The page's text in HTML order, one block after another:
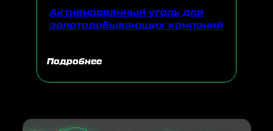
Активированный уголь для
золотодобывающих компаний
Подробнее